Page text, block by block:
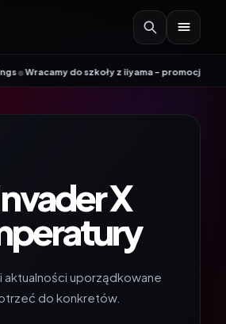
do szkoły z iiyama – promocja Back to
X
aktualności uporządkowane
do konkretów.